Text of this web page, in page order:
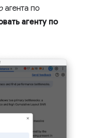
агента по
агенту по